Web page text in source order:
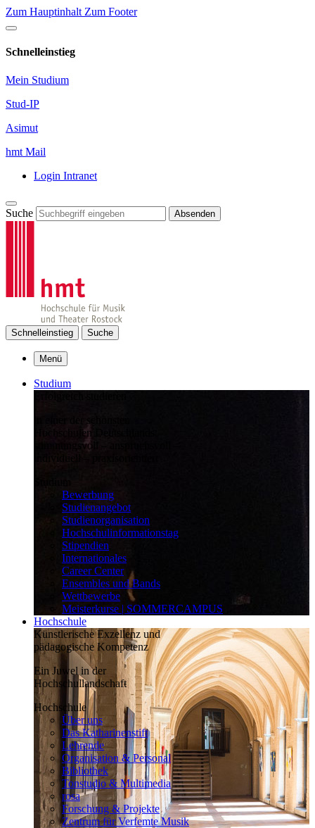
Zum Hauptinhalt Zum Footer
Schnelleinstieg
Mein Studium
Stud-IP
Asimut
hmt Mail
Login Intranet
Suche Absenden
Schnelleinstieg Suche
Menü
Studium
in einer der schönsten
Hochschulen Deutschlands:
stimmungsvoll – anspruchsvoll –
individuell – praxisorientiert
Bewerbung
Studienangebot
Studienorganisation
Hochschulinformationstag
Stipendien
Internationales
Career Center
Ensembles und Bands
Wettbewerbe
Meisterkurse | SOMMERCAMPUS
Hochschule
Künstlerische Exzellenz und
pädagogische Kompetenz
Ein Juwel in der
Hochschullandschaft
Hochschule
Über uns
Das Katharinenstift
Lehrende
Organisation & Personal
Bibliothek
Tonstudio & Multimedia
rosa
Forschung & Projekte
Zentrum für Verfemte Musik